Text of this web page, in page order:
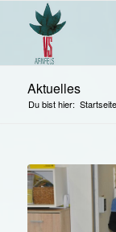
Aktuelles
Du bist hier: Startseite